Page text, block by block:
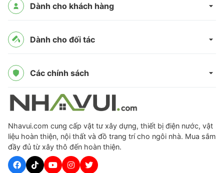
Dành cho khách hàng
Dành cho đối tác
Các chính sách
Nhavui.com cung cấp vật tư xây dựng, thiết bị điện nước, vật
liệu hoàn thiện, nội thất và đồ trang trí cho ngôi nhà. Mua sắm
đầy đủ từ xây thô đến hoàn thiện.